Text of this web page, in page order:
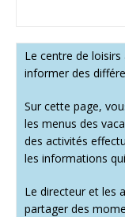
Le centre de
informer des
Sur cette page,
les menus des
des activités
les informations
Le directeur et les
partager des